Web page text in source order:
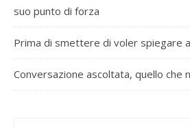
suo punto di forza
Prima di smettere di voler spiegare
Conversazione ascoltata, quello che